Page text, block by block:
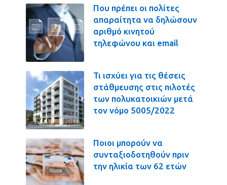
Που πρέπει οι πολίτες
απαραίτητα να δηλώσουν
αριθμό κινητού
τηλεφώνου και email
Τι ισχύει για τις θέσεις
στάθμευσης στις πιλοτές
των πολυκατοικιών μετά
τον νόμο 5005/2022
Ποιοι μπορούν να
συνταξιοδοτηθούν πριν
την ηλικία των 62 ετών